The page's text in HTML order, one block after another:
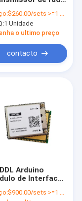
fios industriais
sem fio
$260.00/sets >=1 sets
1 Unidade
o ultimo preço
contacto
Arduino
de Interface
sem
$900.00/sets >=1 sets